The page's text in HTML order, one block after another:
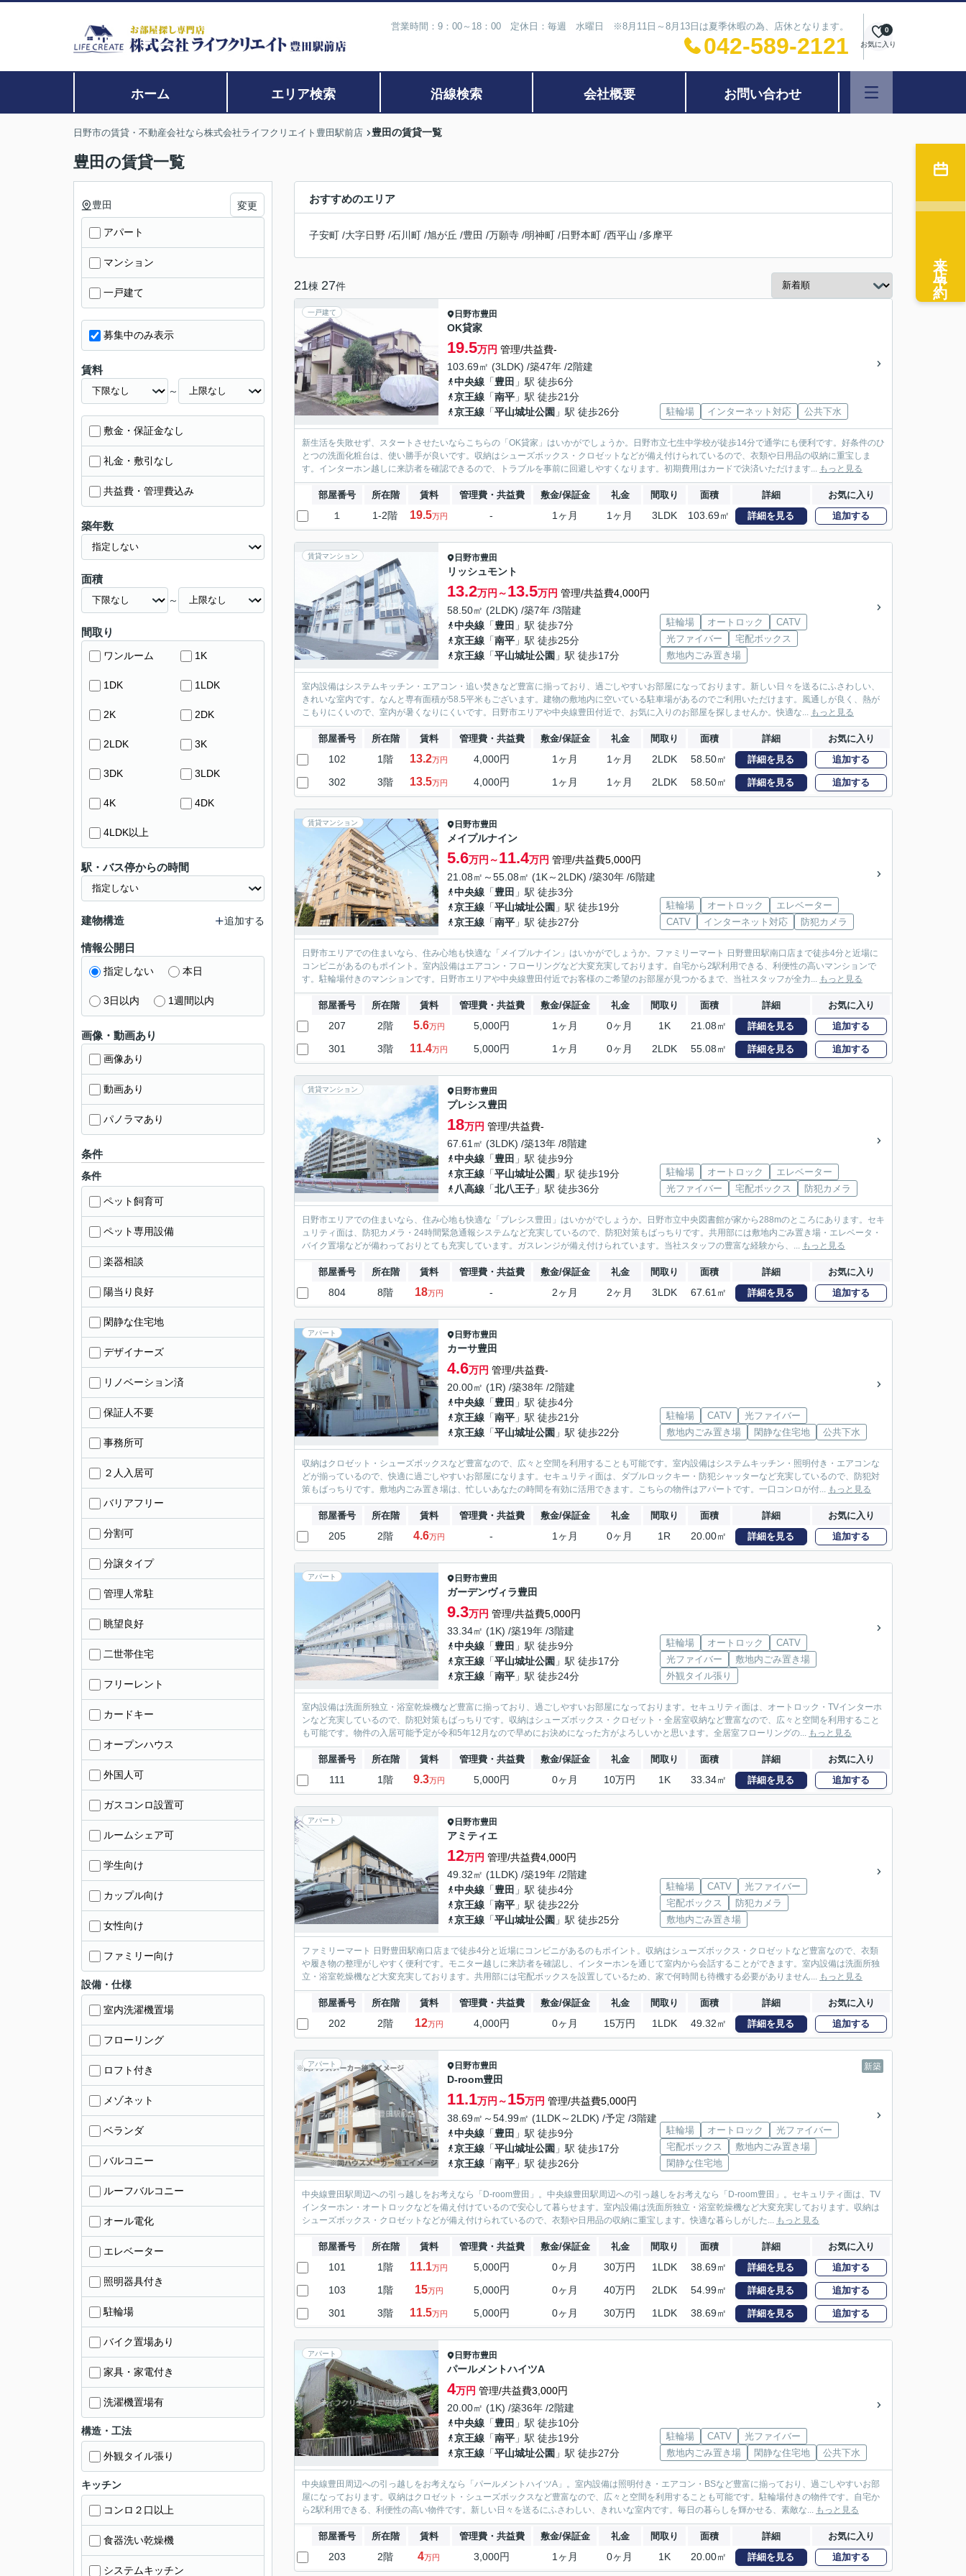
営業時間：9：00～18：00 定休日：毎週 水曜日 ※8月11日～8月13日は夏季休暇の為、店休となります。
042-589-2121 お気に入り
0
ホーム エリア検索 沿線検索 会社概要 お問い合わせ
日野市の賃貸・不動産会社なら株式会社ライフクリエイト豊田駅前店 豊田の賃貸一覧
豊田の賃貸一覧
おすすめのエリア
子安町 /大字日野 /石川町 /旭が丘 /豊田 /万願寺 /明神町 /日野本町 /西平山 /多摩平
21棟 27件
一戸建て 日野市豊田
OK貸家
19.5万円 管理/共益費-
103.69㎡ (3LDK) /築47年 /2階建
中央線 「豊田 」駅 徒歩6分
京王線 「南平 」駅 徒歩21分
京王線 「平山城址公園 」駅 徒歩26分 駐輪場 インターネット対応 公共下水
新生活を失敗せず、スタートさせたいならこちらの「OK貸家」はいかがでしょうか。日野市立七生中学校が徒歩14分で通学にも便利です。好条件のひ
とつの洗面化粧台は、使い勝手が良いです。収納はシューズボックス・クロゼットなどが備え付けられているので、衣類や日用品の収納に重宝しま
す。インターホン越しに来訪者を確認できるので、トラブルを事前に回避しやすくなります。初期費用はカードで決済いただけます... もっと見る
部屋番号 所在階 賃料 管理費・共益費 敷金/保証金 礼金 間取り 面積 詳細 お気に入り
１ 1-2階 19.5万円 - 1ヶ月 1ヶ月 3LDK 103.69㎡ 詳細を見る 追加する
賃貸マンション 日野市豊田
リッシュモント
13.2万円～13.5万円 管理/共益費4,000円
58.50㎡ (2LDK) /築7年 /3階建
中央線 「豊田 」駅 徒歩7分
京王線 「南平 」駅 徒歩25分
京王線 「平山城址公園 」駅 徒歩17分
駐輪場 オートロック
CATV
光ファイバー
宅配ボックス
敷地内ごみ置き場
室内設備はシステムキッチン・エアコン・追い焚きなど豊富に揃っており、過ごしやすいお部屋になっております。新しい日々を送るにふさわしい、
きれいな室内です。なんと専有面積が58.5平米もございます。建物の敷地内に空いている駐車場があるのでご利用いただけます。風通しが良く、熱が
こもりにくいので、室内が暑くなりにくいです。日野市エリアや中央線豊田付近で、お気に入りのお部屋を探しませんか。快適な... もっと見る
部屋番号 所在階 賃料 管理費・共益費 敷金/保証金 礼金 間取り 面積 詳細 お気に入り
102 1階 13.2万円 4,000円 1ヶ月 1ヶ月 2LDK 58.50㎡ 詳細を見る 追加する
302 3階 13.5万円 4,000円 1ヶ月 1ヶ月 2LDK 58.50㎡ 詳細を見る 追加する
賃貸マンション 日野市豊田
メイプルナイン
5.6万円～11.4万円 管理/共益費5,000円
21.08㎡～55.08㎡ (1K～2LDK) /築30年 /6階建
中央線 「豊田 」駅 徒歩3分
京王線 「平山城址公園 」駅 徒歩19分
京王線 「南平 」駅 徒歩27分
駐輪場 オートロック
エレベーター
CATV
インターネット対応 防犯カメラ
日野市エリアでの住まいなら、住み心地も快適な「メイプルナイン」はいかがでしょうか。ファミリーマート 日野豊田駅南口店まで徒歩4分と近場に
コンビニがあるのもポイント。室内設備はエアコン・フローリングなど大変充実しております。自宅から2駅利用できる、利便性の高いマンションで
す。駐輪場付きのマンションです。日野市エリアや中央線豊田付近でお客様のご希望のお部屋が見つかるまで、当社スタッフが全力... もっと見る
部屋番号 所在階 賃料 管理費・共益費 敷金/保証金 礼金 間取り 面積 詳細 お気に入り
207 2階 5.6万円 5,000円 1ヶ月 0ヶ月 1K 21.08㎡ 詳細を見る 追加する
301 3階 11.4万円 5,000円 1ヶ月 0ヶ月 2LDK 55.08㎡ 詳細を見る 追加する
賃貸マンション 日野市豊田
プレシス豊田
18万円 管理/共益費-
67.61㎡ (3LDK) /築13年 /8階建
中央線 「豊田 」駅 徒歩9分
京王線 「平山城址公園 」駅 徒歩19分
八高線 「北八王子 」駅 徒歩36分
駐輪場 オートロック
エレベーター
光ファイバー
宅配ボックス 防犯カメラ
日野市エリアでの住まいなら、住み心地も快適な「プレシス豊田」はいかがでしょうか。日野市立中央図書館が家から288mのところにあります。セキ
ュリティ面は、防犯カメラ・24時間緊急通報システムなど充実しているので、防犯対策もばっちりです。共用部には敷地内ごみ置き場・エレベータ・
バイク置場などが備わっておりとても充実しています。ガスレンジが備え付けられています。当社スタッフの豊富な経験から、... もっと見る
部屋番号 所在階 賃料 管理費・共益費 敷金/保証金 礼金 間取り 面積 詳細 お気に入り
804 8階 18万円 - 2ヶ月 2ヶ月 3LDK 67.61㎡ 詳細を見る 追加する
アパート 日野市豊田
カーサ豊田
4.6万円 管理/共益費-
20.00㎡ (1R) /築38年 /2階建
中央線 「豊田 」駅 徒歩4分
京王線 「南平 」駅 徒歩21分
京王線 「平山城址公園 」駅 徒歩22分
駐輪場 CATV
光ファイバー
敷地内ごみ置き場
閑静な住宅地 公共下水
収納はクロゼット・シューズボックスなど豊富なので、広々と空間を利用することも可能です。室内設備はシステムキッチン・照明付き・エアコンな
どが揃っているので、快適に過ごしやすいお部屋になります。セキュリティ面は、ダブルロックキー・防犯シャッターなど充実しているので、防犯対
策もばっちりです。敷地内ごみ置き場は、忙しいあなたの時間を有効に活用できます。こちらの物件はアパートです。一口コンロが付... もっと見る
部屋番号 所在階 賃料 管理費・共益費 敷金/保証金 礼金 間取り 面積 詳細 お気に入り
205 2階 4.6万円 - 1ヶ月 0ヶ月 1R 20.00㎡ 詳細を見る 追加する
アパート 日野市豊田
ガーデンヴィラ豊田
9.3万円 管理/共益費5,000円
33.34㎡ (1K) /築19年 /3階建
中央線 「豊田 」駅 徒歩9分
京王線 「平山城址公園 」駅 徒歩17分
京王線 「南平 」駅 徒歩24分
駐輪場 オートロック
CATV
光ファイバー
敷地内ごみ置き場
外観タイル張り
室内設備は洗面所独立・浴室乾燥機など豊富に揃っており、過ごしやすいお部屋になっております。セキュリティ面は、オートロック・TVインターホ
ンなど充実しているので、防犯対策もばっちりです。収納はシューズボックス・クロゼット・全居室収納など豊富なので、広々と空間を利用すること
も可能です。物件の入居可能予定が令和5年12月なので早めにお決めになった方がよろしいかと思います。全居室フローリングの... もっと見る
部屋番号 所在階 賃料 管理費・共益費 敷金/保証金 礼金 間取り 面積 詳細 お気に入り
111 1階 9.3万円 5,000円 0ヶ月 10万円 1K 33.34㎡ 詳細を見る 追加する
アパート 日野市豊田
アミティエ
12万円 管理/共益費4,000円
49.32㎡ (1LDK) /築19年 /2階建
中央線 「豊田 」駅 徒歩4分
京王線 「南平 」駅 徒歩22分
京王線 「平山城址公園 」駅 徒歩25分
駐輪場 CATV
光ファイバー
宅配ボックス
防犯カメラ
敷地内ごみ置き場
ファミリーマート 日野豊田駅南口店まで徒歩4分と近場にコンビニがあるのもポイント。収納はシューズボックス・クロゼットなど豊富なので、衣類
や履き物の整理がしやすく便利です。モニター越しに来訪者を確認し、インターホンを通じて室内から会話することができます。室内設備は洗面所独
立・浴室乾燥機など大変充実しております。共用部には宅配ボックスを設置しているため、家で何時間も待機する必要がありません... もっと見る
部屋番号 所在階 賃料 管理費・共益費 敷金/保証金 礼金 間取り 面積 詳細 お気に入り
202 2階 12万円 4,000円 0ヶ月 15万円 1LDK 49.32㎡ 詳細を見る 追加する
アパート 新築
日野市豊田
D-room豊田
11.1万円～15万円 管理/共益費5,000円
38.69㎡～54.99㎡ (1LDK～2LDK) /予定 /3階建
中央線 「豊田 」駅 徒歩9分
京王線 「平山城址公園 」駅 徒歩17分
京王線 「南平 」駅 徒歩26分
駐輪場 オートロック
光ファイバー
宅配ボックス
敷地内ごみ置き場
閑静な住宅地
中央線豊田駅周辺への引っ越しをお考えなら「D-room豊田」。中央線豊田駅周辺への引っ越しをお考えなら「D-room豊田」。セキュリティ面は、TV
インターホン・オートロックなどを備え付けているので安心して暮らせます。室内設備は洗面所独立・浴室乾燥機など大変充実しております。収納は
シューズボックス・クロゼットなどが備え付けられているので、衣類や日用品の収納に重宝します。快適な暮らしがした... もっと見る
部屋番号 所在階 賃料 管理費・共益費 敷金/保証金 礼金 間取り 面積 詳細 お気に入り
101 1階 11.1万円 5,000円 0ヶ月 30万円 1LDK 38.69㎡ 詳細を見る 追加する
103 1階 15万円 5,000円 0ヶ月 40万円 2LDK 54.99㎡ 詳細を見る 追加する
301 3階 11.5万円 5,000円 0ヶ月 30万円 1LDK 38.69㎡ 詳細を見る 追加する
アパート 日野市豊田
パールメントハイツA
4万円 管理/共益費3,000円
20.00㎡ (1K) /築36年 /2階建
中央線 「豊田 」駅 徒歩10分
京王線 「南平 」駅 徒歩19分
京王線 「平山城址公園 」駅 徒歩27分
駐輪場 CATV
光ファイバー
敷地内ごみ置き場
閑静な住宅地 公共下水
中央線豊田周辺への引っ越しをお考えなら「パールメントハイツA」。室内設備は照明付き・エアコン・BSなど豊富に揃っており、過ごしやすいお部
屋になっております。収納はクロゼット・シューズボックスなど豊富なので、広々と空間を利用することも可能です。駐輪場付きの物件です。自宅か
ら2駅利用できる、利便性の高い物件です。新しい日々を送るにふさわしい、きれいな室内です。毎日の暮らしを輝かせる、素敵な... もっと見る
部屋番号 所在階 賃料 管理費・共益費 敷金/保証金 礼金 間取り 面積 詳細 お気に入り
203 2階 4万円 3,000円 1ヶ月 0ヶ月 1K 20.00㎡ 詳細を見る 追加する
豊田 変更
アパート
マンション
一戸建て
募集中のみ表示
賃料
～
敷金・保証金なし
礼金・敷引なし
共益費・管理費込み
築年数
面積
～
間取り
ワンルーム 1K
1DK 1LDK
2K 2DK
2LDK 3K
3DK 3LDK
4K 4DK
4LDK以上
駅・バス停からの時間
建物構造 追加する
情報公開日
指定しない 本日
3日以内 1週間以内
画像・動画あり
画像あり
動画あり
パノラマあり
条件
条件
ペット飼育可
ペット専用設備
楽器相談
陽当り良好
閑静な住宅地
デザイナーズ
リノベーション済
保証人不要
事務所可
２人入居可
バリアフリー
分割可
分譲タイプ
管理人常駐
眺望良好
二世帯住宅
フリーレント
カードキー
オープンハウス
外国人可
ガスコンロ設置可
ルームシェア可
学生向け
カップル向け
女性向け
ファミリー向け
設備・仕様
室内洗濯機置場
フローリング
ロフト付き
メゾネット
ベランダ
バルコニー
ルーフバルコニー
オール電化
エレベーター
照明器具付き
駐輪場
バイク置場あり
家具・家電付き
洗濯機置場有
構造・工法
外観タイル張り
キッチン
コンロ２口以上
食器洗い乾燥機
システムキッチン
来店予約